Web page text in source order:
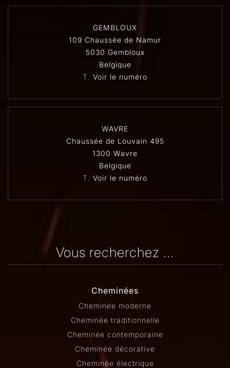
GEMBLOUX
109 Chaussée de Namur
5030 Gembloux
Belgique
T. Voir le numéro
WAVRE
Chaussée de Louvain 495
1300 Wavre
Belgique
T. Voir le numéro
Vous recherchez ...
Cheminées
Cheminée moderne
Cheminée traditionnelle
Cheminée contemporaine
Cheminée décorative
Cheminée électrique